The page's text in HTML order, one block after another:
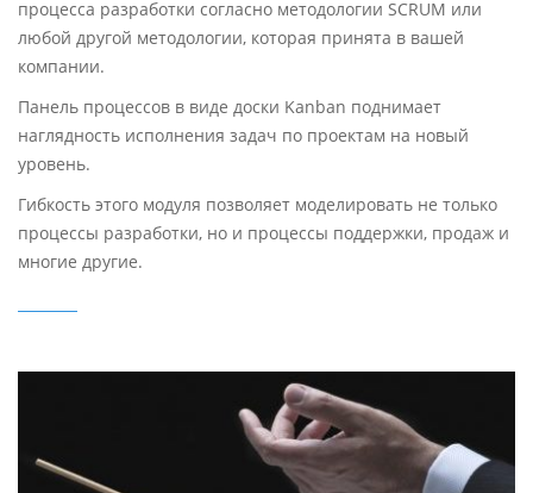
процесса разработки согласно методологии SCRUM или
любой другой методологии, которая принята в вашей
компании.
Панель процессов в виде доски Kanban поднимает
наглядность исполнения задач по проектам на новый
уровень.
Гибкость этого модуля позволяет моделировать не только
процессы разработки, но и процессы поддержки, продаж и
многие другие.